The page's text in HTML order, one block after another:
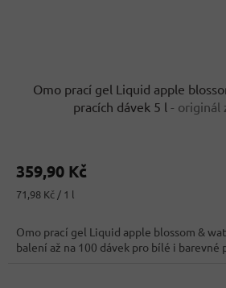
Omo prací gel Liquid apple
pracích dávek 5 l - originál
produktu
3,3
5
hvězdiček.
359,90 Kč
Měrná
71,98 Kč / 1 l
Omo prací gel Liquid apple blossom &
balení až na 100 dávek pro bílé i barevné